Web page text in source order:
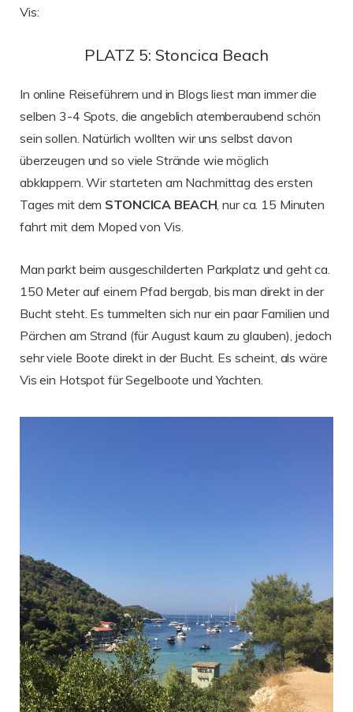
Vis:
PLATZ 5: Stoncica Beach
In online Reiseführern und in Blogs liest man immer die
selben 3-4 Spots, die angeblich atemberaubend schön
sein sollen. Natürlich wollten wir uns selbst davon
überzeugen und so viele Strände wie möglich
abklappern. Wir starteten am Nachmittag des ersten
Tages mit dem STONCICA BEACH, nur ca. 15 Minuten
fahrt mit dem Moped von Vis.
Man parkt beim ausgeschilderten Parkplatz und geht ca.
150 Meter auf einem Pfad bergab, bis man direkt in der
Bucht steht. Es tummelten sich nur ein paar Familien und
Pärchen am Strand (für August kaum zu glauben), jedoch
sehr viele Boote direkt in der Bucht. Es scheint, als wäre
Vis ein Hotspot für Segelboote und Yachten.